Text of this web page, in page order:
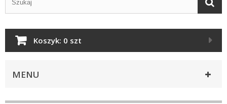
Koszyk: 0 szt
MENU